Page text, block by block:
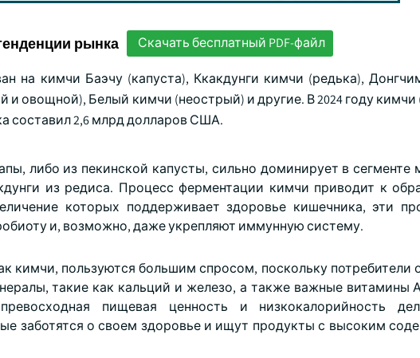
рынка Скачать бесплатный PDF-файл
на кимчи Баэчу (капуста), Ккакдунги кимчи (редька),
и овощной), Белый кимчи (неострый) и другие. В 2024 году кимчи
составил 2,6 млрд долларов США.
либо из пекинской капусты, сильно доминирует в сегменте
из редиса. Процесс ферментации кимчи приводит к
которых поддерживает здоровье кишечника, эти
и, возможно, даже укрепляют иммунную систему.
кимчи, пользуются большим спросом, поскольку потребители
такие как кальций и железо, а также важные витамины
пищевая ценность и низкокалорийность
заботятся о своем здоровье и ищут продукты с высоким